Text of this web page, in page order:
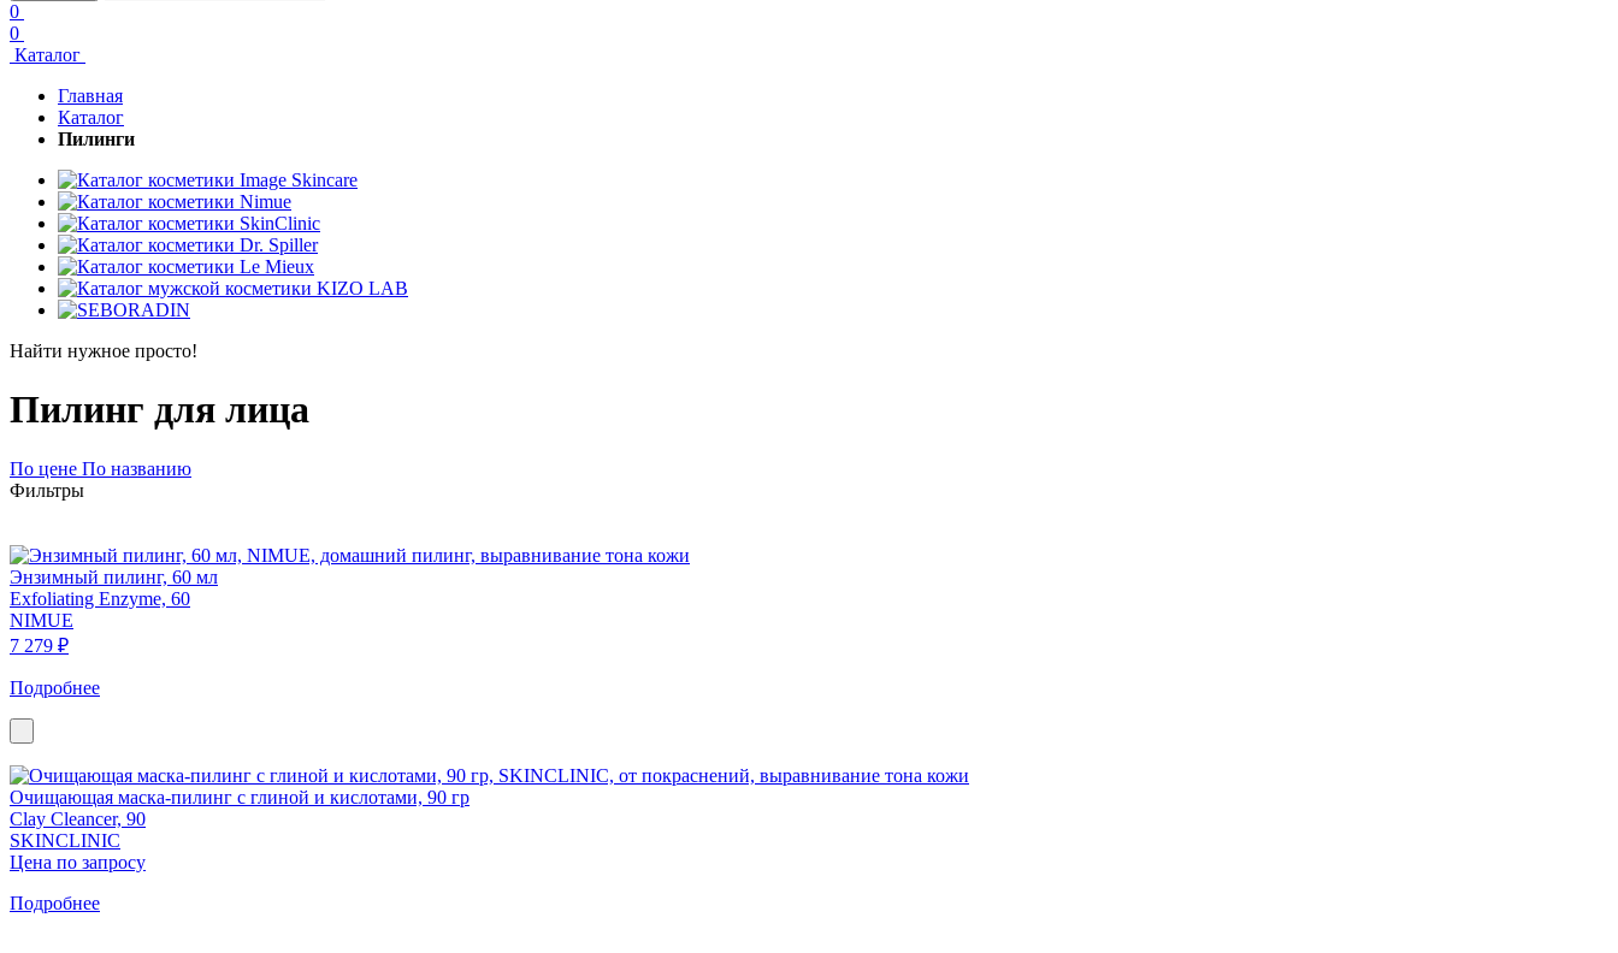
0
0
Каталог
Главная
Каталог
Пилинги
Найти нужное просто!
Пилинг для лица
По цене По названию
Фильтры
Энзимный пилинг, 60 мл
Exfoliating Enzyme, 60
NIMUE
7 279 ₽
Подробнее
Очищающая маска-пилинг с глиной и кислотами, 90 гр
Clay Cleancer, 90
SKINCLINIC
Цена по запросу
Подробнее